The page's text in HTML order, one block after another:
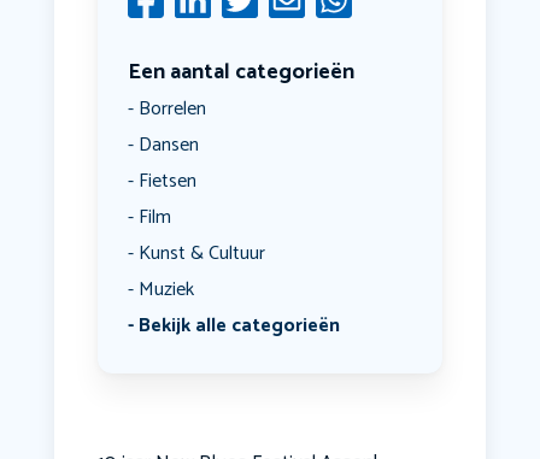
Een aantal categorieën
Borrelen
Dansen
Fietsen
Film
Kunst & Cultuur
Muziek
Bekijk alle categorieën